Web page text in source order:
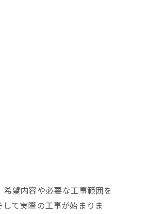
望内容や必要な工事範囲を
て実際の工事が始まりま